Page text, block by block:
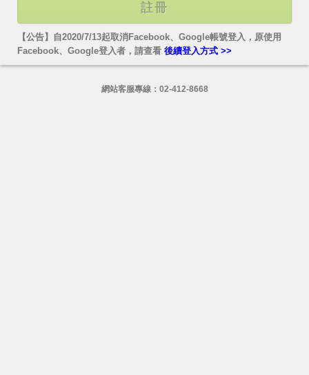
註冊
【公告】自2020/7/13起取消Facebook、Google帳號登入，原使用
Facebook、Google登入者，請查看 後續登入方式 >>
網站客服專線： 02-412-8668